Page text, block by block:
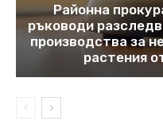
Районна
ръководи
производства за
растения